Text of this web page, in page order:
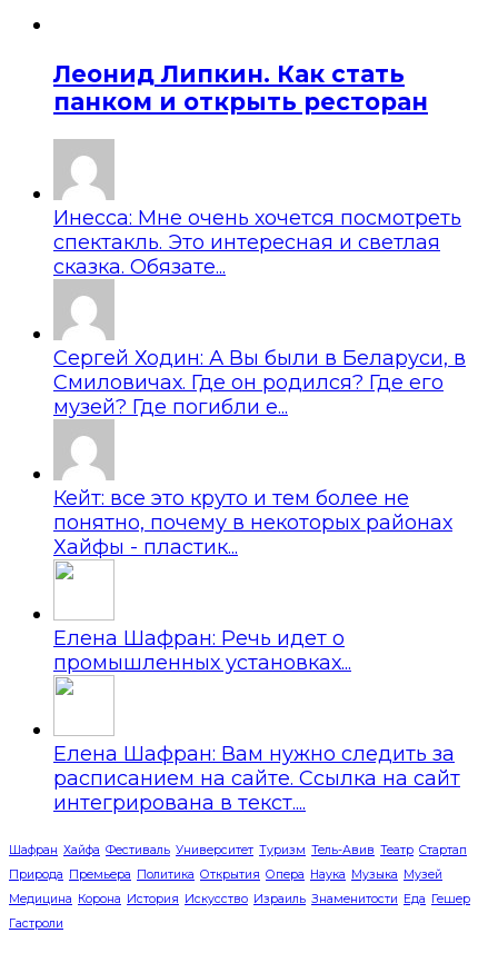
Леонид Липкин. Как стать
панком и открыть ресторан
Инесса: Мне очень хочется посмотреть
спектакль. Это интересная и светлая
сказка. Обязате...
Сергей Ходин: А Вы были в Беларуси, в
Смиловичах. Где он родился? Где его
музей? Где погибли е...
Кейт: все это круто и тем более не
понятно, почему в некоторых районах
Хайфы - пластик...
Елена Шафран: Речь идет о
промышленных установках...
Елена Шафран: Вам нужно следить за
расписанием на сайте. Ссылка на сайт
интегрирована в текст....
Шафран Хайфа Фестиваль Университет Туризм Тель-Авив Театр Стартап
Природа Премьера Политика Открытия Опера Наука Музыка Музей
Медицина Корона История Искусство Израиль Знаменитости Еда Гешер
Гастроли